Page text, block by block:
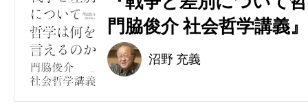
門脇俊介 社会哲学講義
沼野 充義